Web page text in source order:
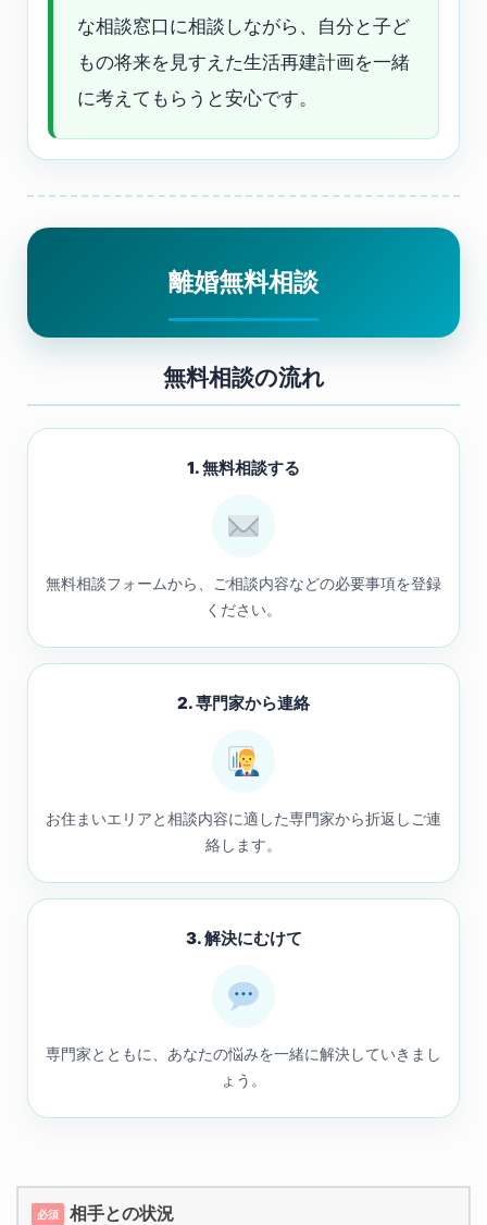
な相談窓口に相談しながら、自分と子ど
もの将来を見すえた生活再建計画を一緒
に考えてもらうと安心です。
離婚無料相談
無料相談の流れ
1. 無料相談する
無料相談フォームから、ご相談内容などの必要事項を登録
ください。
2. 専門家から連絡
お住まいエリアと相談内容に適した専門家から折返しご連
絡します。
3. 解決にむけて
専門家とともに、あなたの悩みを一緒に解決していきまし
ょう。
必須 相手との状況